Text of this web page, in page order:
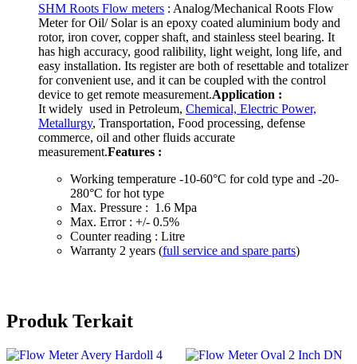
SHM Roots Flow meters : Analog/Mechanical Roots Flow
Meter for Oil/ Solar is an epoxy coated aluminium body and
rotor, iron cover, copper shaft, and stainless steel bearing. It
has high accuracy, good ralibility, light weight, long life, and
easy installation. Its register are both of resettable and totalizer
for convenient use, and it can be coupled with the control
device to get remote measurement.Application :
It widely used in Petroleum, Chemical, Electric Power,
Metallurgy, Transportation, Food processing, defense
commerce, oil and other fluids accurate
measurement.Features :
Working temperature -10-60°C for cold type and -20-
280°C for hot type
Max. Pressure : 1.6 Mpa
Max. Error : +/- 0.5%
Counter reading : Litre
Warranty 2 years (full service and spare parts)
Produk Terkait